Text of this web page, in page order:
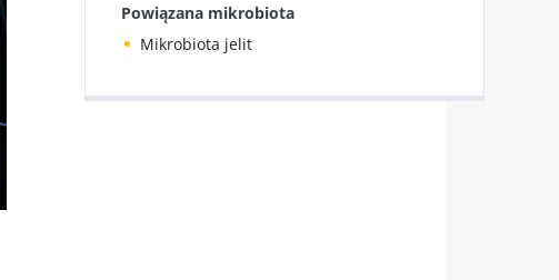
Powiązana mikrobiota
Mikrobiota jelit